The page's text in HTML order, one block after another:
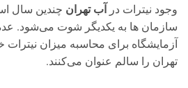
وجود نیترات در آب تهران چندین سال
سازمان ها به یکدیگر شوت می‌شود.
آزمایشگاه برای محاسبه میزان
تهران را سالم عنوان می‌کنند.